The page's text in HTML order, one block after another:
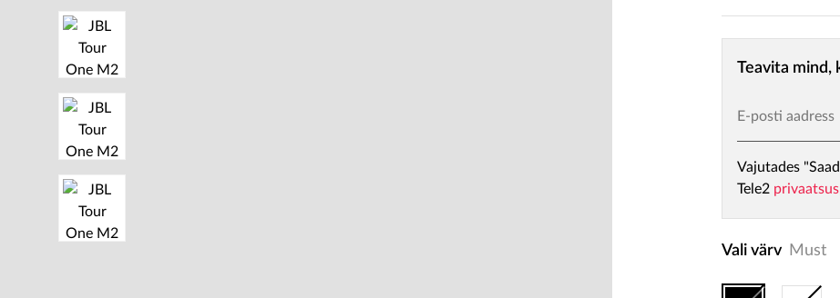
Teavita mind,
E-posti aadress
Vajutades
Tele2
Vali värv Must